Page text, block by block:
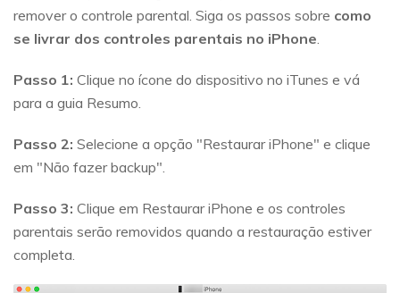
remover o controle parental. Siga os passos sobre como
se livrar dos controles parentais no iPhone.
Passo 1: Clique no ícone do dispositivo no iTunes e vá
para a guia Resumo.
Passo 2: Selecione a opção "Restaurar iPhone" e clique
em "Não fazer backup".
Passo 3: Clique em Restaurar iPhone e os controles
parentais serão removidos quando a restauração estiver
completa.